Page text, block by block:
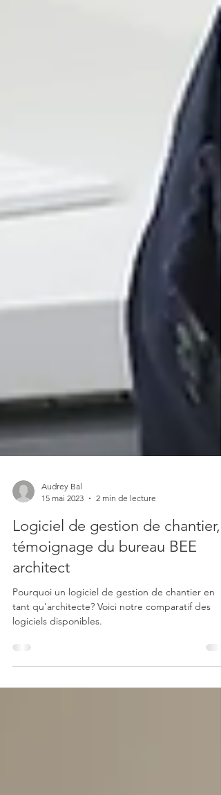
15 mai 2023
2 min de lecture
Logiciel de gestion de chantier,
témoignage du bureau BEE
architect
Pourquoi un logiciel de gestion de chantier en
logiciels disponibles.